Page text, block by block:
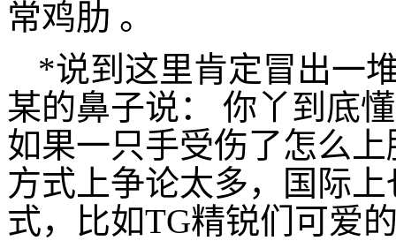
常鸡肋 。
*说到这里肯定冒出一
某的鼻子说： 你丫到底
如果一只手受伤了怎么
方式上争论太多，国际
式，比如TG精锐们可爱